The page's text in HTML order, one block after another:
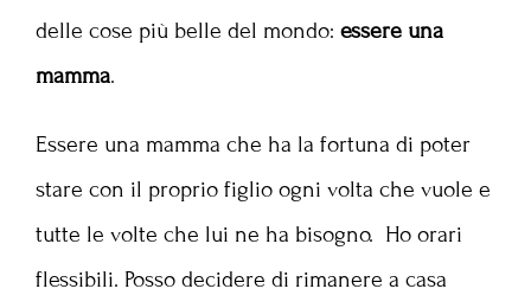
delle cose più belle del mondo: essere una
mamma.
Essere una mamma che ha la fortuna di poter
stare con il proprio figlio ogni volta che vuole e
tutte le volte che lui ne ha bisogno. Ho orari
flessibili. Posso decidere di rimanere a casa